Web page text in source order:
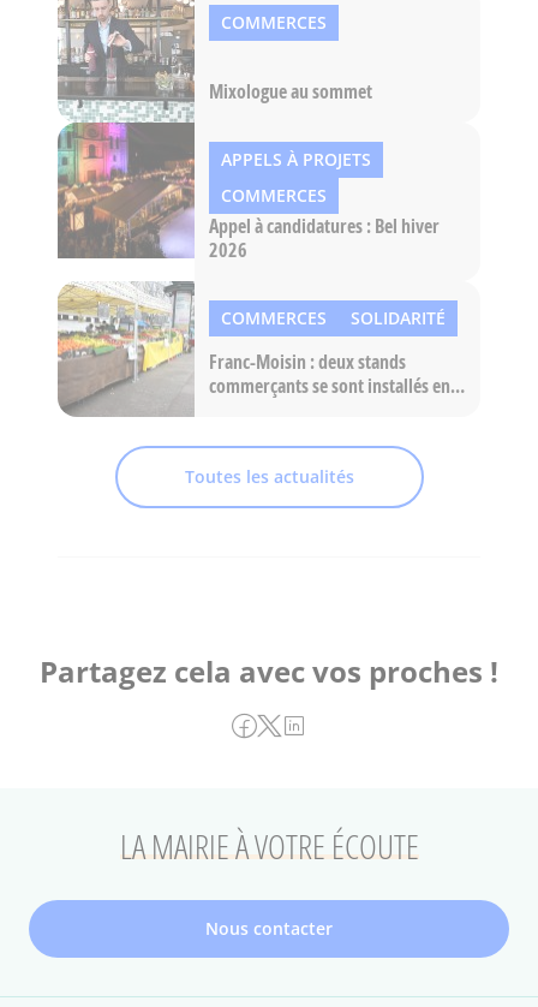
COMMERCES
Mixologue au sommet
APPELS À PROJETS
COMMERCES
Appel à candidatures : Bel hiver
2026
COMMERCES SOLIDARITÉ
Franc-Moisin : deux stands
commerçants se sont installés en
Toutes les actualités
Partagez cela avec vos proches !
LA MAIRIE À VOTRE ÉCOUTE
Nous contacter